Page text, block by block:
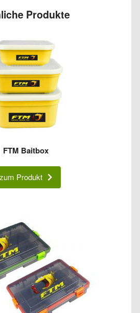
Produkte
FTM Baitbox
zum Produkt